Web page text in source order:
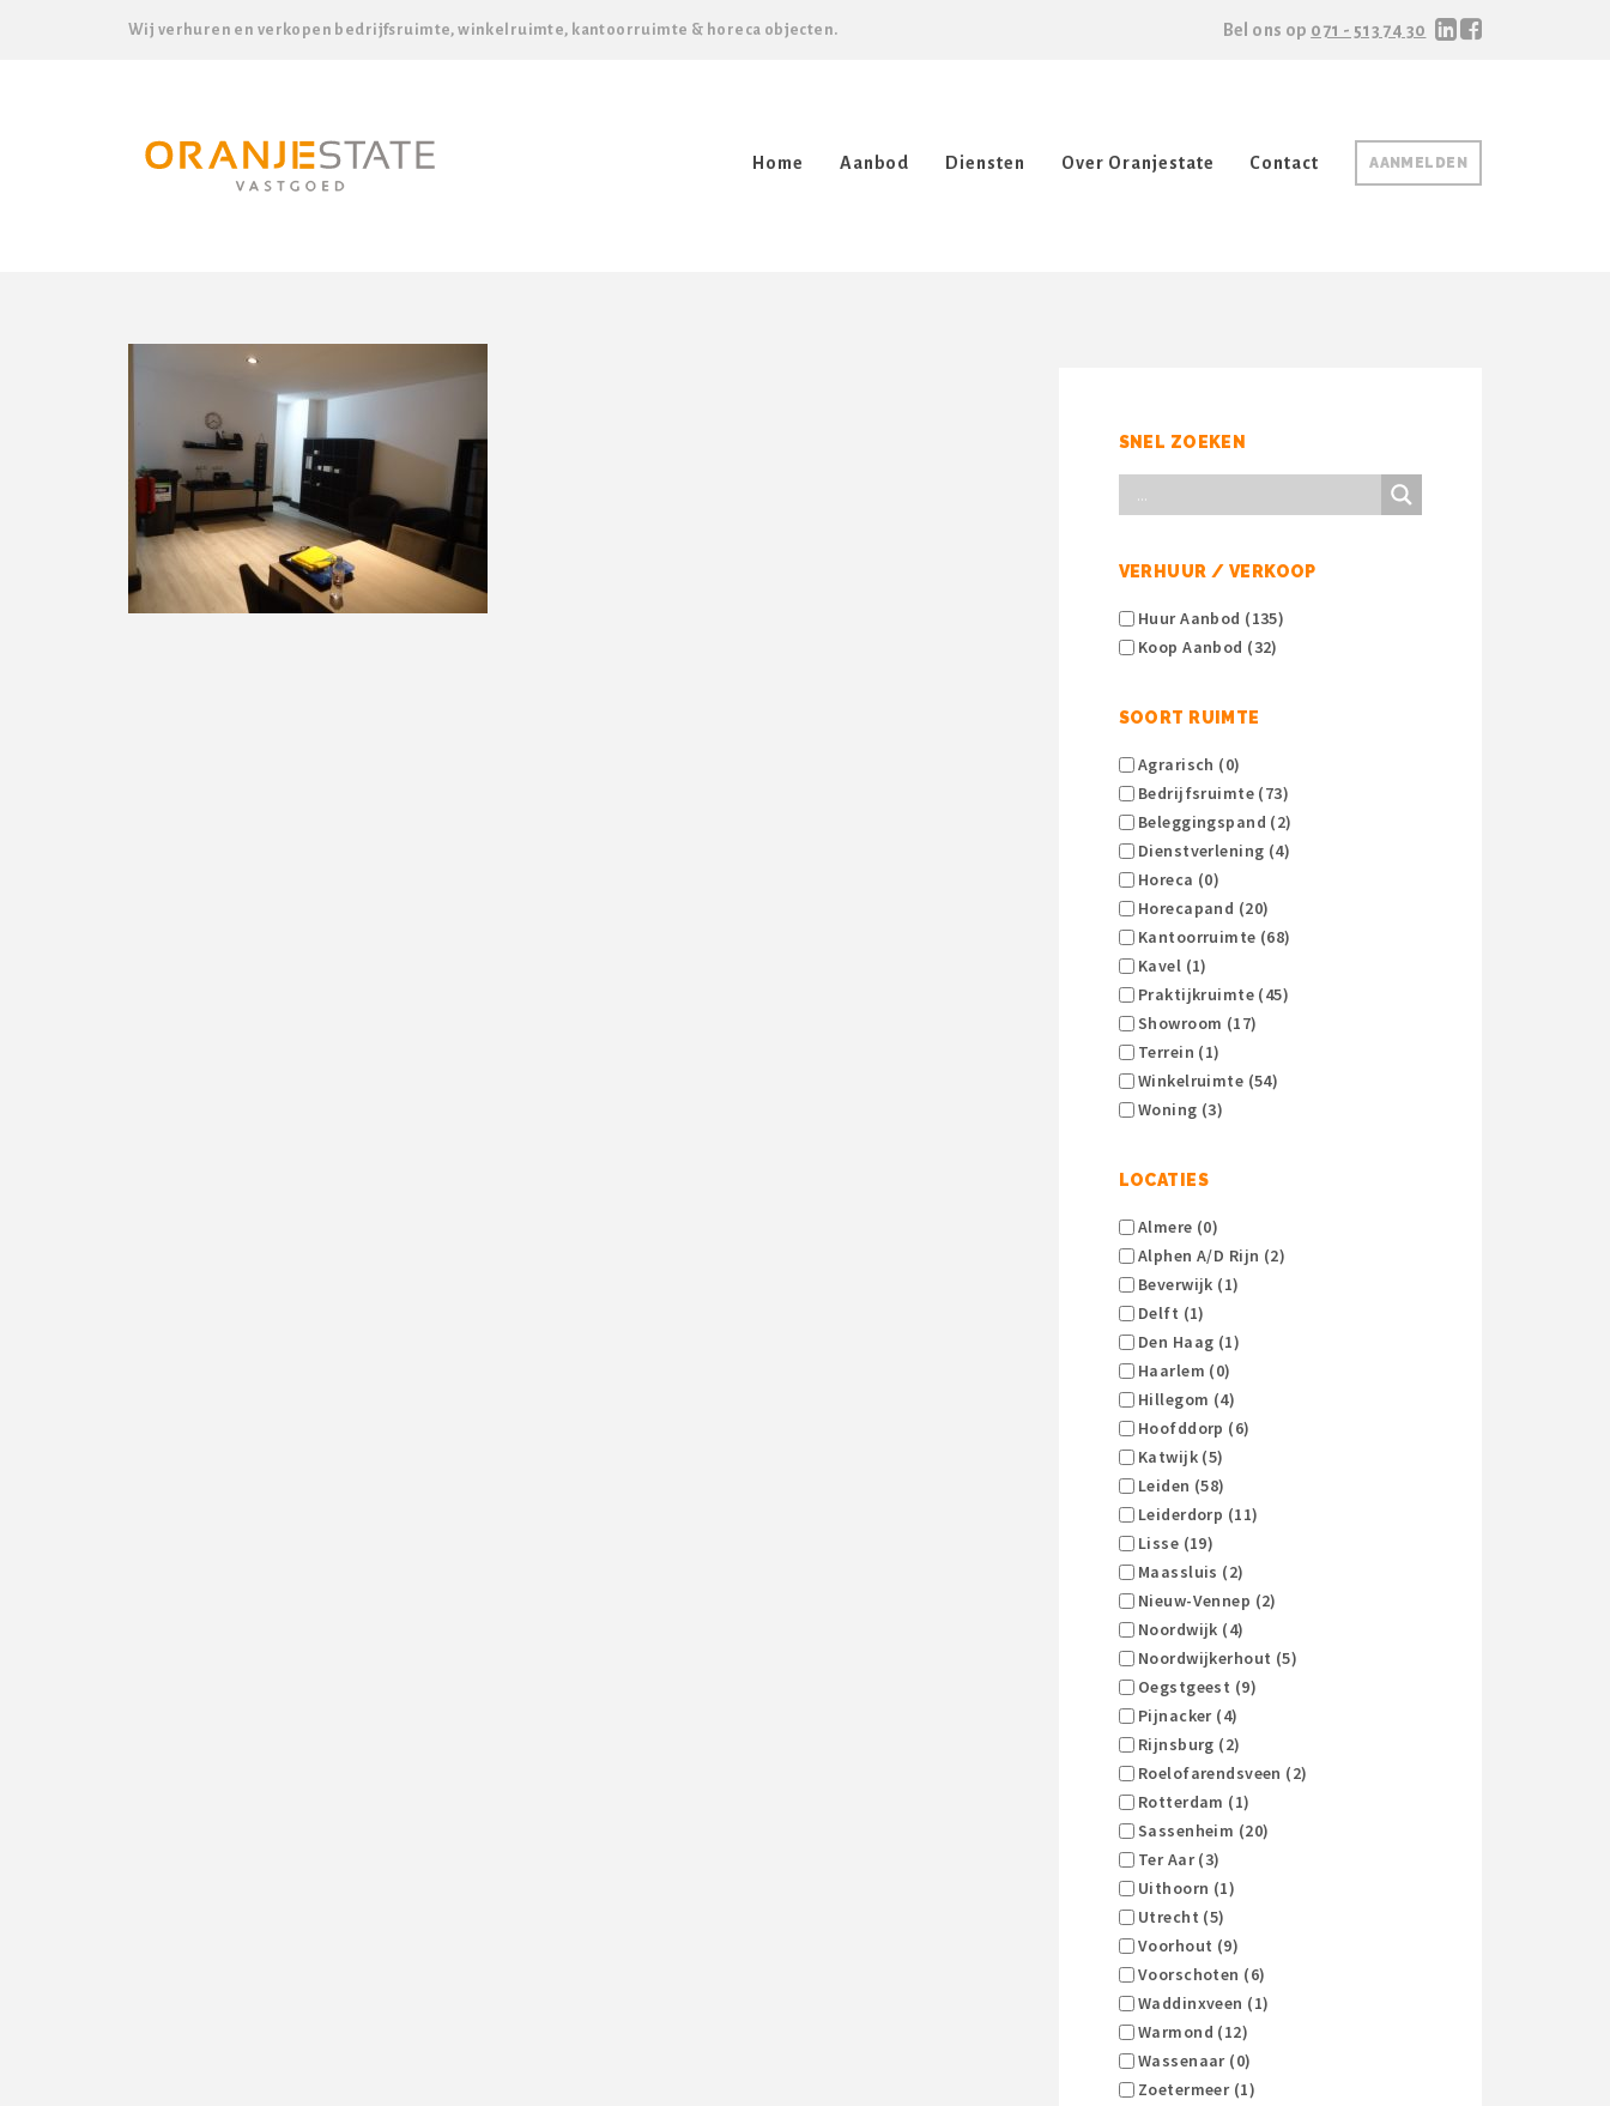
Wij verhuren en verkopen bedrijfsruimte, winkelruimte, kantoorruimte & horeca objecten. Bel ons op 071 - 513 74 30
AANMELDEN
Home Aanbod Diensten Over Oranjestate Contact
SNEL ZOEKEN
VERHUUR / VERKOOP
Huur Aanbod (135)
Koop Aanbod (32)
SOORT RUIMTE
Agrarisch (0)
Bedrijfsruimte (73)
Beleggingspand (2)
Dienstverlening (4)
Horeca (0)
Horecapand (20)
Kantoorruimte (68)
Kavel (1)
Praktijkruimte (45)
Showroom (17)
Terrein (1)
Winkelruimte (54)
Woning (3)
LOCATIES
Almere (0)
Alphen A/d Rijn (2)
Beverwijk (1)
Delft (1)
Den Haag (1)
Haarlem (0)
Hillegom (4)
Hoofddorp (6)
Katwijk (5)
Leiden (58)
Leiderdorp (11)
Lisse (19)
Maassluis (2)
Nieuw-Vennep (2)
Noordwijk (4)
Noordwijkerhout (5)
Oegstgeest (9)
Pijnacker (4)
Rijnsburg (2)
Roelofarendsveen (2)
Rotterdam (1)
Sassenheim (20)
Ter Aar (3)
Uithoorn (1)
Utrecht (5)
Voorhout (9)
Voorschoten (6)
Waddinxveen (1)
Warmond (12)
Wassenaar (0)
Zoetermeer (1)